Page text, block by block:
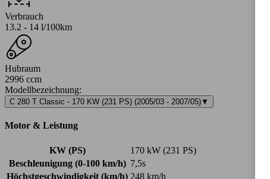
Verbrauch
13.2 - 14 l/100km
Hubraum
2996 ccm
Modellbezeichnung:
C 280 T Classic - 170 KW (231 PS) (2005/03 - 2007/05)▼
Motor & Leistung
KW (PS)
170 kW (231 PS)
Beschleunigung (0-100 km/h) 7,5s
Höchstgeschwindigkeit (km/h) 248 km/h